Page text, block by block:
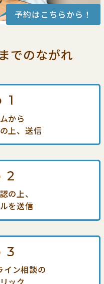
予約はこちらから！
でのながれ
1
から
上、送信
2
の上、
を送信
3
イン相談の
ック